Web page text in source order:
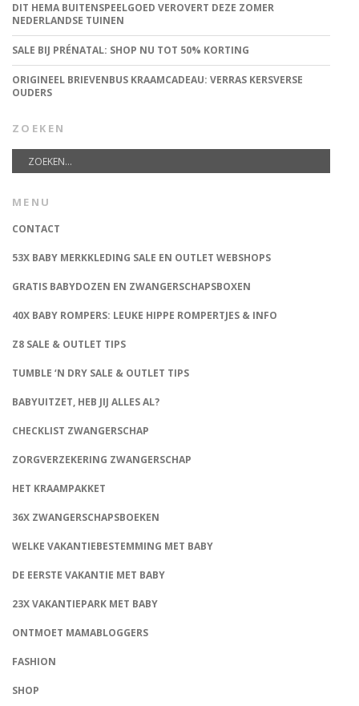
DIT HEMA BUITENSPEELGOED VEROVERT DEZE ZOMER
NEDERLANDSE TUINEN
SALE BIJ PRÉNATAL: SHOP NU TOT 50% KORTING
ORIGINEEL BRIEVENBUS KRAAMCADEAU: VERRAS KERSVERSE
OUDERS
ZOEKEN
MENU
CONTACT
53X BABY MERKKLEDING SALE EN OUTLET WEBSHOPS
GRATIS BABYDOZEN EN ZWANGERSCHAPSBOXEN
40X BABY ROMPERS: LEUKE HIPPE ROMPERTJES & INFO
Z8 SALE & OUTLET TIPS
TUMBLE ‘N DRY SALE & OUTLET TIPS
BABYUITZET, HEB JIJ ALLES AL?
CHECKLIST ZWANGERSCHAP
ZORGVERZEKERING ZWANGERSCHAP
HET KRAAMPAKKET
36X ZWANGERSCHAPSBOEKEN
WELKE VAKANTIEBESTEMMING MET BABY
DE EERSTE VAKANTIE MET BABY
23X VAKANTIEPARK MET BABY
ONTMOET MAMABLOGGERS
FASHION
SHOP